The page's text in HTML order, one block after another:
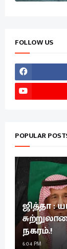
FOLLOW US
POPULAR
ஜித்தா :
நகரம்.!
6:04 PM